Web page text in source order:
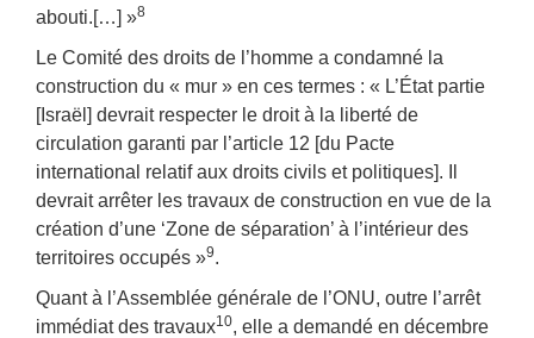
abouti.[…] »8
Le Comité des droits de l’homme a condamné la
construction du « mur » en ces termes : « L’État partie
[Israël] devrait respecter le droit à la liberté de
circulation garanti par l’article 12 [du Pacte
international relatif aux droits civils et politiques]. Il
devrait arrêter les travaux de construction en vue de la
création d’une ‘Zone de séparation’ à l’intérieur des
territoires occupés »9.
Quant à l’Assemblée générale de l’ONU, outre l’arrêt
immédiat des travaux10, elle a demandé en décembre